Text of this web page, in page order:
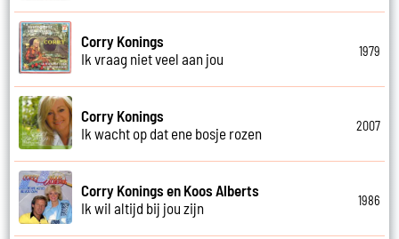
Corry Konings
Ik vraag niet veel aan jou
1979
Corry Konings
Ik wacht op dat ene bosje rozen
2007
Corry Konings en Koos Alberts
Ik wil altijd bij jou zijn
1986